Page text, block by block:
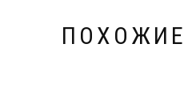
ПОХОЖИЕ